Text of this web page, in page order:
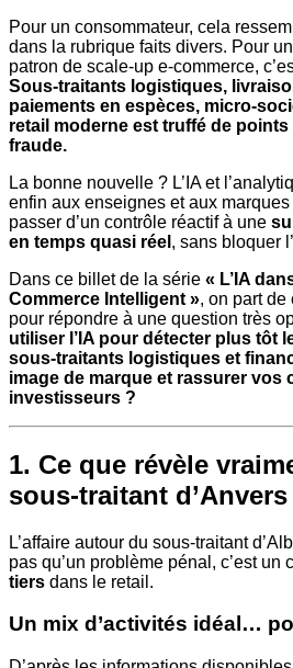
Pour un consommateur, cela
dans la rubrique faits divers. Pour
patron de scale-up e-commerce,
Sous-traitants logistiques,
paiements en espèces, micro-
retail moderne est truffé de points
fraude.
La bonne nouvelle ? L’IA et
enfin aux enseignes et aux
passer d’un contrôle réactif à une
en temps quasi réel , sans bloquer
Dans ce billet de la série « L’IA
Commerce Intelligent », on part
pour répondre à une question très
utiliser l’IA pour détecter plus tôt
sous-traitants logistiques et
image de marque et rassurer vos
investisseurs ?
1. Ce que révèle
sous-traitant
L’affaire autour du sous-traitant
pas qu’un problème pénal, c’est un
tiers dans le retail.
Un mix d’activités idéal…